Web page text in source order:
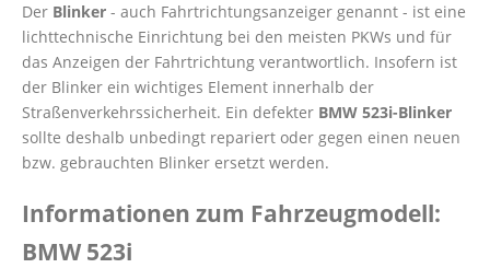
Der Blinker - auch Fahrtrichtungsanzeiger genannt - ist eine
lichttechnische Einrichtung bei den meisten PKWs und für
das Anzeigen der Fahrtrichtung verantwortlich. Insofern ist
der Blinker ein wichtiges Element innerhalb der
Straßenverkehrssicherheit. Ein defekter BMW 523i-Blinker
sollte deshalb unbedingt repariert oder gegen einen neuen
bzw. gebrauchten Blinker ersetzt werden.
Informationen zum Fahrzeugmodell:
BMW 523i